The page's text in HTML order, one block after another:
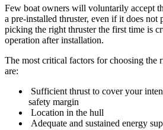
Few boat owners will voluntarily accept
a pre-installed thruster, even if it does not
picking the right thruster the first time is
operation after installation.
The most critical factors for choosing the
are:
Sufficient thrust to cover your
safety margin
Location in the hull
Adequate and sustained energy